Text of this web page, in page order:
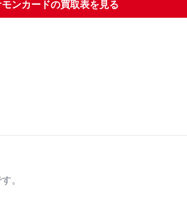
ンカードの買取表を見る
。